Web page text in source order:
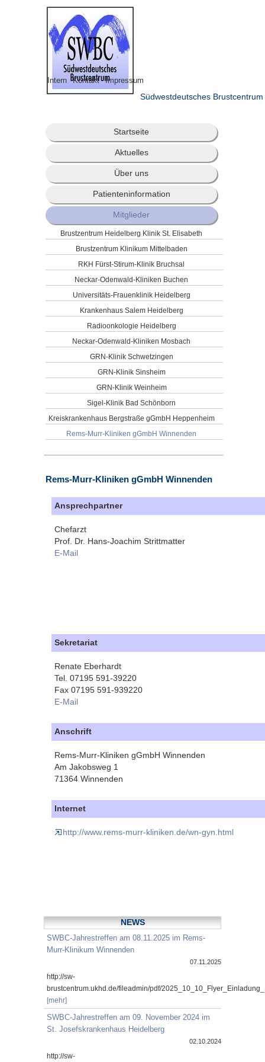
Intern Kontakt Impressum
Südwestdeutsches Brustcentrum
Startseite
Aktuelles
Über uns
Patienteninformation
Mitglieder
Brustzentrum Heidelberg Klinik St. Elisabeth
Brustzentrum Klinikum Mittelbaden
RKH Fürst-Stirum-Klinik Bruchsal
Neckar-Odenwald-Kliniken Buchen
Universitäts-Frauenklinik Heidelberg
Krankenhaus Salem Heidelberg
Radioonkologie Heidelberg
Neckar-Odenwald-Kliniken Mosbach
GRN-Klinik Schwetzingen
GRN-Klinik Sinsheim
GRN-Klinik Weinheim
Sigel-Klinik Bad Schönborn
Kreiskrankenhaus Bergstraße gGmbH Heppenheim
Rems-Murr-Kliniken gGmbH Winnenden
Rems-Murr-Kliniken gGmbH Winnenden
Ansprechpartner
Chefarzt
Prof. Dr. Hans-Joachim Strittmatter
E-Mail
Sekretariat
Renate Eberhardt
Tel. 07195 591-39220
Fax 07195 591-939220
E-Mail
Anschrift
Rems-Murr-Kliniken gGmbH Winnenden
Am Jakobsweg 1
71364 Winnenden
Internet
http://www.rems-murr-kliniken.de/wn-gyn.html
NEWS
SWBC-Jahrestreffen am 08.11.2025 im Rems-
Murr-Klinikum Winnenden
07.11.2025
http://sw-
brustcentrum.ukhd.de/fileadmin/pdf/
[mehr]
SWBC-Jahrestreffen am 09. November 2024 im
St. Josefskrankenhaus Heidelberg
02.10.2024
http://sw-